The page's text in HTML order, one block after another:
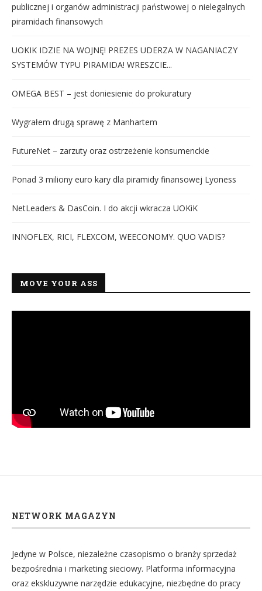
publicznej i organów administracji państwowej o nielegalnych
piramidach finansowych
UOKIK IDZIE NA WOJNĘ! PREZES UDERZA W NAGANIACZY
SYSTEMÓW TYPU PIRAMIDA! WRESZCIE...
OMEGA BEST – jest doniesienie do prokuratury
Wygrałem drugą sprawę z Manhartem
FutureNet – zarzuty oraz ostrzeżenie konsumenckie
Ponad 3 miliony euro kary dla piramidy finansowej Lyoness
NetLeaders & DasCoin. I do akcji wkracza UOKiK
INNOFLEX, RICI, FLEXCOM, WEECONOMY. QUO VADIS?
MOVE YOUR ASS
NETWORK MAGAZYN
Jedyne w Polsce, niezależne czasopismo o branży sprzedaż
bezpośrednia i marketing sieciowy. Platforma informacyjna
oraz ekskluzywne narzędzie edukacyjne, niezbędne do pracy